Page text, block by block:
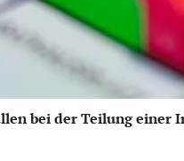
bei der Teilung einer